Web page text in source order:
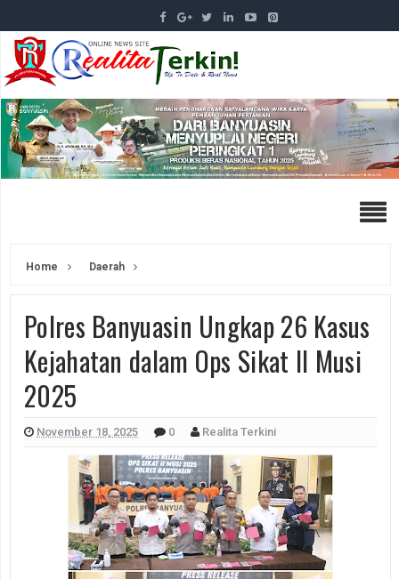
Home Daerah
Polres Banyuasin Ungkap 26 Kasus
Kejahatan dalam Ops Sikat II Musi
2025
November 18, 2025 0 Realita Terkini